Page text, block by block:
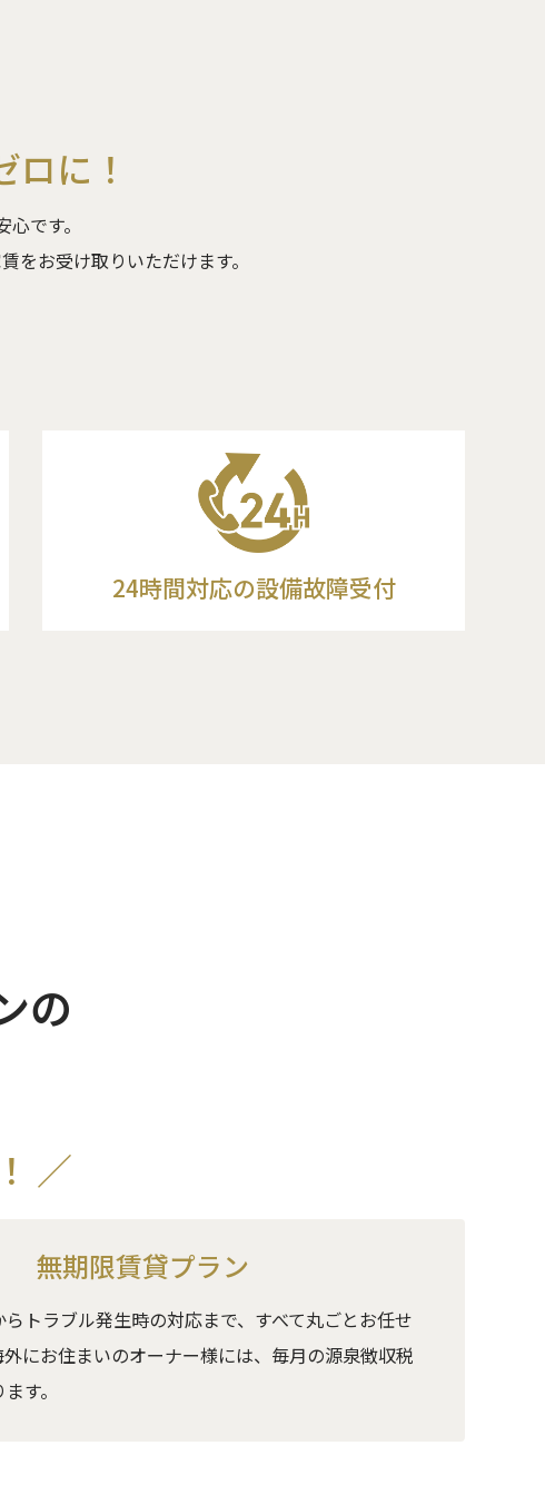
に！
です。
をお受け取りいただけます。
24時間対応の設備故障受付
の
／
無期限賃貸プラン
トラブル発生時の対応まで、すべて丸ごとお任せ
にお住まいのオーナー様には、毎月の源泉徴収税
す。